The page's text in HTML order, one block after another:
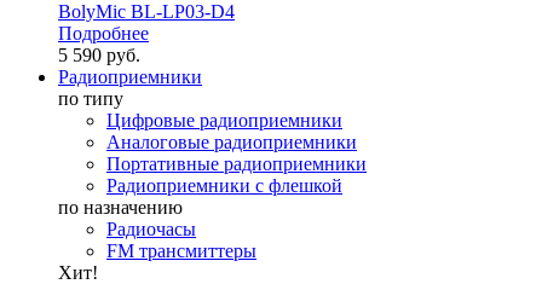
BolyMic BL-LP03-D4
Подробнее
5 590 руб.
Радиоприемники
по типу
Цифровые радиоприемники
Аналоговые радиоприемники
Портативные радиоприемники
Радиоприемники с флешкой
по назначению
Радиочасы
FM трансмиттеры
Хит!